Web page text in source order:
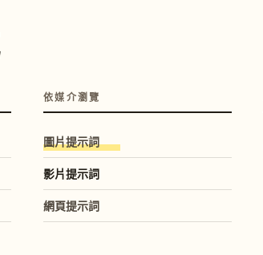
依媒介瀏覽
圖片提示詞
影片提示詞
網頁提示詞